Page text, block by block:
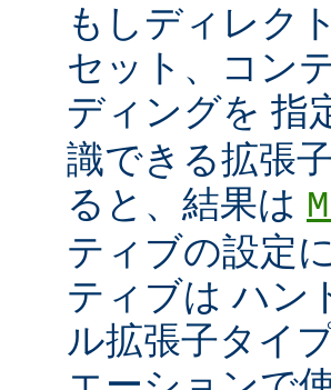
もしディレク
セット、コン
ディングを 指
識できる拡張
ると、結果は
ティブの設定
ティブは ハン
ル拡張子タイ